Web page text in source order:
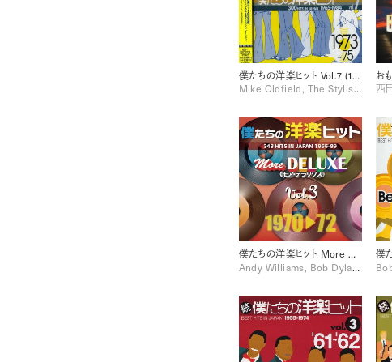
僕たちの洋楽ヒット Vol.7 (1973-75)
Mike Oldfield, The Stylistics
お
西
僕たちの洋楽ヒット More DELUXE 1970-72 Vol. 3 [Disc 2]
Andy Williams, Bob Dylan, Santana, Shocking Blue, Sly & The Family Stone, Sylvie Vartan, The O'Jays, Wilson Pickett